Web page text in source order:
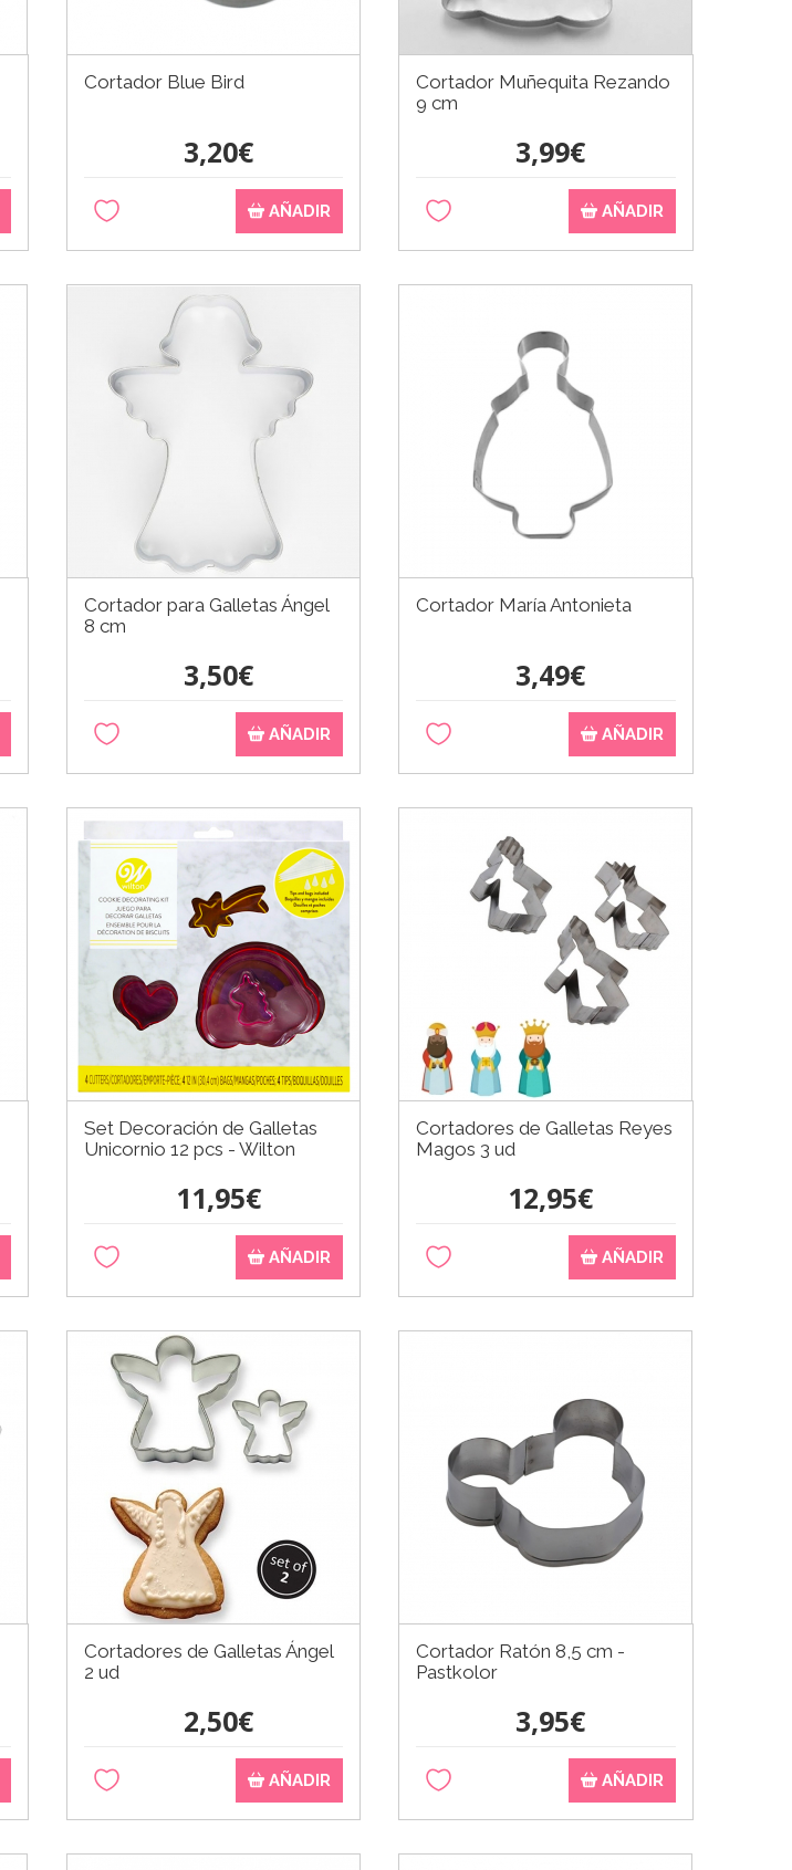
Cortador Blue Bird
3,20€
AÑADIR
Cortador Muñequita Rezando
9 cm
3,99€
AÑADIR
Cortador para Galletas Ángel
8 cm
3,50€
AÑADIR
Cortador María Antonieta
3,49€
AÑADIR
Set Decoración de Galletas
Unicornio 12 pcs - Wilton
11,95€
AÑADIR
Cortadores de Galletas Reyes
Magos 3 ud
12,95€
AÑADIR
Cortadores de Galletas Ángel
2 ud
2,50€
AÑADIR
Cortador Ratón 8,5 cm -
Pastkolor
3,95€
AÑADIR